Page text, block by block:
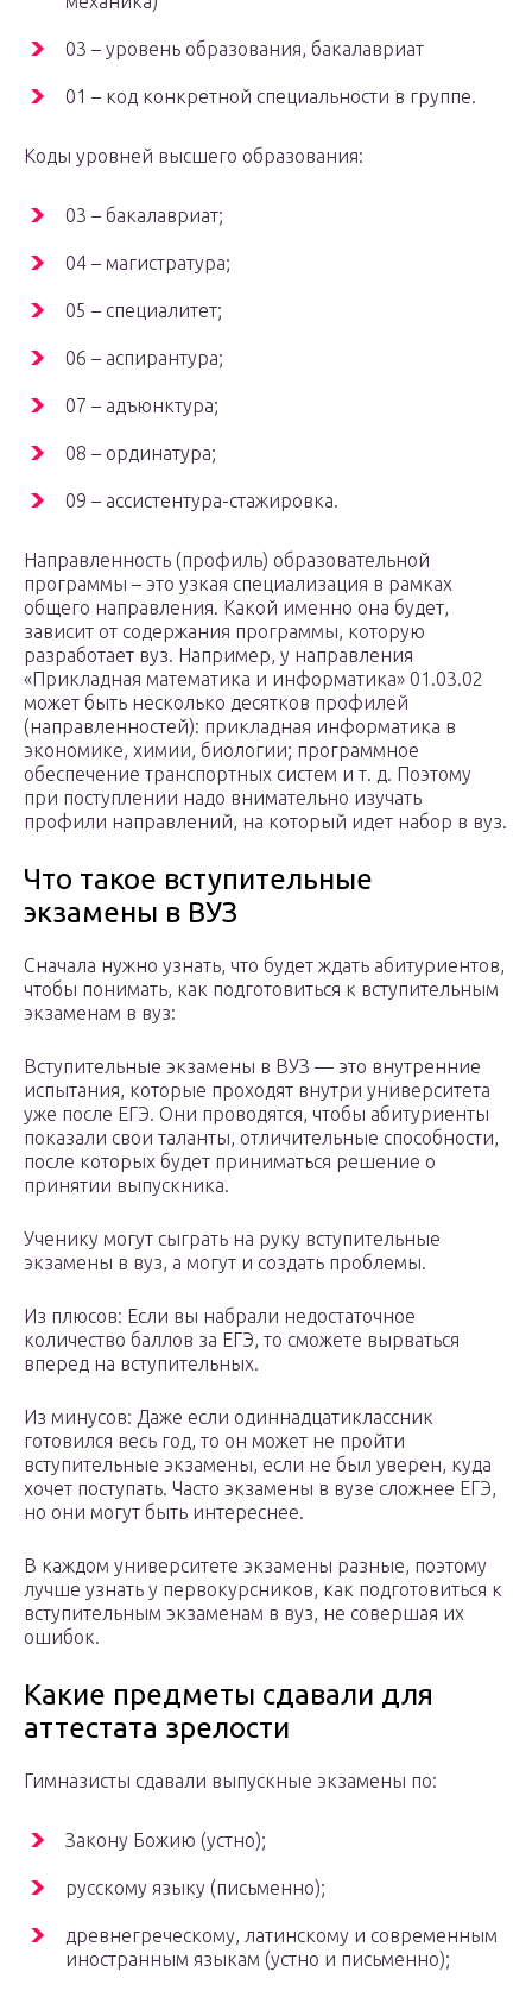
03 – уровень образования, бакалавриат
01 – код конкретной специальности в группе.
Коды уровней высшего образования:
03 – бакалавриат;
04 – магистратура;
05 – специалитет;
06 – аспирантура;
07 – адъюнктура;
08 – ординатура;
09 – ассистентура-стажировка.
Направленность (профиль) образовательной
программы – это узкая специализация в рамках
общего направления. Какой именно она будет,
зависит от содержания программы, которую
разработает вуз. Например, у направления
«Прикладная математика и информатика» 01.03.02
может быть несколько десятков профилей
(направленностей): прикладная информатика в
экономике, химии, биологии; программное
обеспечение транспортных систем и т. д. Поэтому
при поступлении надо внимательно изучать
профили направлений, на который идет набор в вуз.
Что такое вступительные
экзамены в ВУЗ
Сначала нужно узнать, что будет ждать абитуриентов,
чтобы понимать, как подготовиться к вступительным
экзаменам в вуз:
Вступительные экзамены в ВУЗ — это внутренние
испытания, которые проходят внутри университета
уже после ЕГЭ. Они проводятся, чтобы абитуриенты
показали свои таланты, отличительные способности,
после которых будет приниматься решение о
принятии выпускника.
Ученику могут сыграть на руку вступительные
экзамены в вуз, а могут и создать проблемы.
Из плюсов: Если вы набрали недостаточное
количество баллов за ЕГЭ, то сможете вырваться
вперед на вступительных.
Из минусов: Даже если одиннадцатиклассник
готовился весь год, то он может не пройти
вступительные экзамены, если не был уверен, куда
хочет поступать. Часто экзамены в вузе сложнее ЕГЭ,
но они могут быть интереснее.
В каждом университете экзамены разные, поэтому
лучше узнать у первокурсников, как подготовиться к
вступительным экзаменам в вуз, не совершая их
ошибок.
Какие предметы сдавали для
аттестата зрелости
Гимназисты сдавали выпускные экзамены по:
Закону Божию (устно);
русскому языку (письменно);
древнегреческому, латинскому и современным
иностранным языкам (устно и письменно);